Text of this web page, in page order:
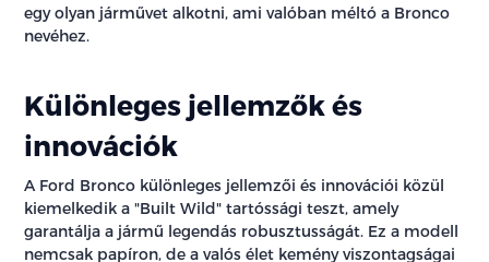
egy olyan járművet alkotni, ami valóban méltó a Bronco
nevéhez.
Különleges jellemzők és
innovációk
A Ford Bronco különleges jellemzői és innovációi közül
kiemelkedik a "Built Wild" tartóssági teszt, amely
garantálja a jármű legendás robusztusságát. Ez a modell
nemcsak papíron, de a valós élet kemény viszontagságai